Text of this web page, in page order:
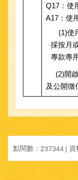
Q17：使
A17：使
(1)使
採按月
專款專
(2)開啟
及公開徵
點閱數： 237344 資